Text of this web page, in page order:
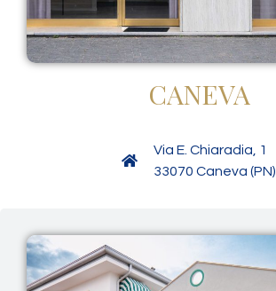
CANEVA
Via E. Chiaradia, 1
33070 Caneva (PN)